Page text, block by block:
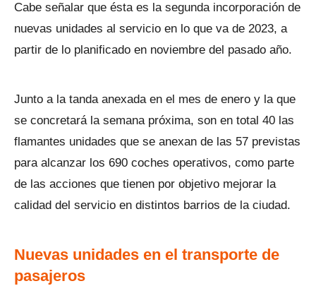
Cabe señalar que ésta es la segunda incorporación de
nuevas unidades al servicio en lo que va de 2023, a
partir de lo planificado en noviembre del pasado año.
Junto a la tanda anexada en el mes de enero y la que
se concretará la semana próxima, son en total 40 las
flamantes unidades que se anexan de las 57 previstas
para alcanzar los 690 coches operativos, como parte
de las acciones que tienen por objetivo mejorar la
calidad del servicio en distintos barrios de la ciudad.
Nuevas unidades en el transporte de
pasajeros